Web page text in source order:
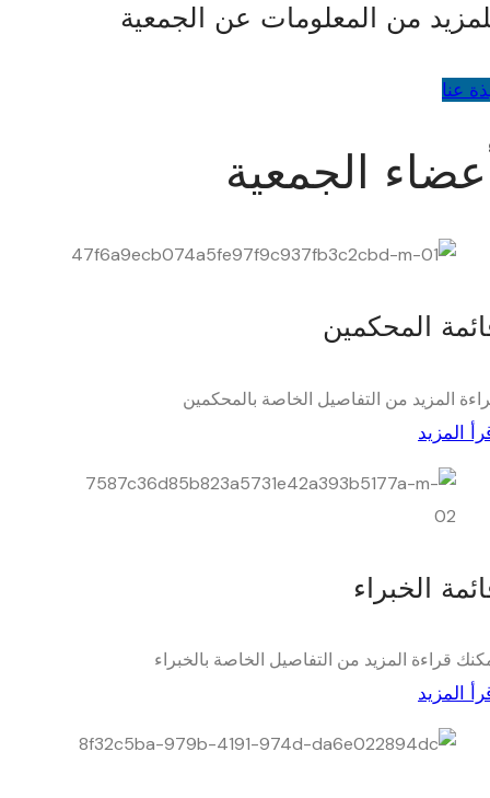
من المعلومات عن الجمعية
عنا
الجمعية
المحكمين
المزيد من التفاصيل الخاصة بالمحكمين
المزيد
الخبراء
قراءة المزيد من التفاصيل الخاصة بالخبراء
المزيد